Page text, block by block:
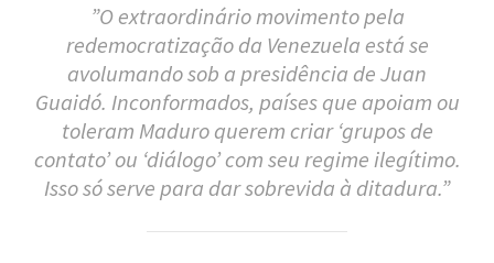
​”O extraordinário movimento pela
redemocratização da Venezuela está se
avolumando sob a presidência de Juan
Guaidó. Inconformados, países que apoiam ou
toleram Maduro querem criar ‘grupos de
contato’ ou ‘diálogo’ com seu regime ilegítimo.
Isso só serve para dar sobrevida à ditadura.”